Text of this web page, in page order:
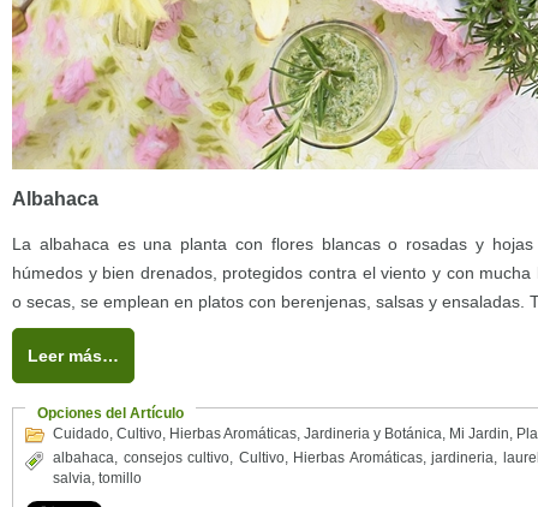
Albahaca
La albahaca es una planta con flores blancas o rosadas y
húmedos y bien drenados, protegidos contra el viento y con
o secas, se emplean en platos con berenjenas, salsas y ensaladas.
Leer más…
Opciones del Artículo
Cuidado, Cultivo, Hierbas Aromáticas, Jardineria y Botánica, Mi Jardin,
albahaca, consejos cultivo, Cultivo, Hierbas Aromáticas,jardineria,
salvia, tomillo